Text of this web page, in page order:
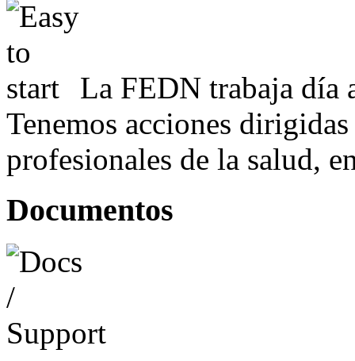
La FEDN trabaja día
Tenemos acciones
profesionales de la salud,
Documentos